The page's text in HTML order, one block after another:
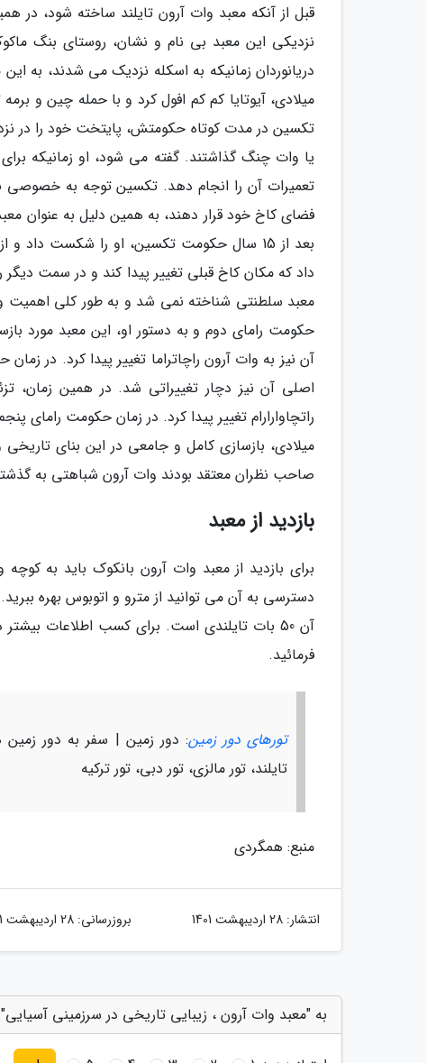
قبل از آنکه معبد وات آرون تایلند ساخته شود، در
نزدیکی این معبد بی نام و نشان، روستای بنگ
میلادی، آیوتایا کم کم افول کرد و با حمله چین و
تکسین در مدت کوتاه حکومتش، پایتخت خود را در
یا وات چنگ گذاشتند. گفته می شود، او زمانیکه
تعمیرات آن را انجام دهد. تکسین توجه به خصوصی
فضای کاخ خود قرار دهند، به همین دلیل به عنوان
بعد از 15 سال حکومت تکسین، او را شکست
داد که مکان کاخ قبلی تغییر پیدا کند و در سمت
معبد سلطنتی شناخته نمی شد و به طور کلی اهمیت
حکومت رامای دوم و به دستور او، این معبد مورد
آن نیز به وات آرون راچاتراما تغییر پیدا کرد. در
اصلی آن نیز دچار تغییراتی شد. در همین زمان،
میلادی، بازسازی کامل و جامعی در این بنای
صاحب نظران معتقد بودند وات آرون شباهتی به
بازدید از معبد
فرمائید.
تورهای دور زمین: دور زمین | سفر به دور زمین
تایلند، تور مالزی، تور دبی، تور ترکیه
منبع: همگردی
انتشار: 28 اردیبهشت 1401 بروزرسانی: 28 اردیبهشت 1401
به "معبد وات آرون ، زیبایی تاریخی در سرزمینی آسیایی"